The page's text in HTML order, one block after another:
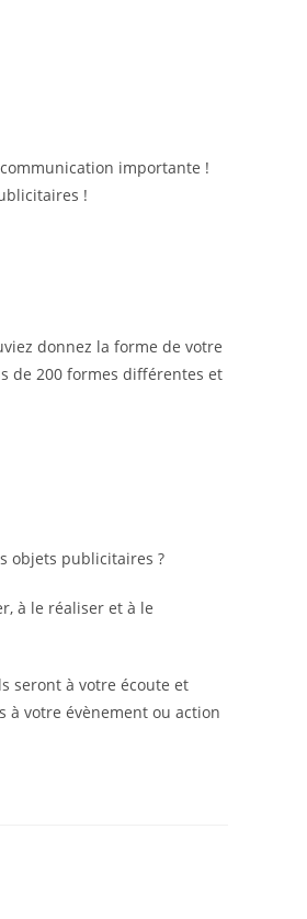
importante !
!
donnez la forme de votre
de 200 formes différentes et
objets publicitaires ?
à le réaliser et à le
seront à votre écoute et
à votre évènement ou action